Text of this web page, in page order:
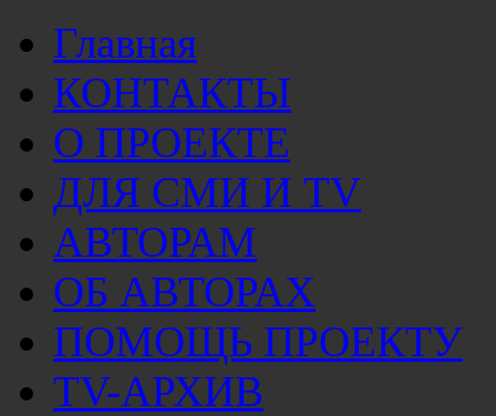
Главная
КОНТАКТЫ
О ПРОЕКТЕ
ДЛЯ СМИ И TV
АВТОРАМ
ОБ АВТОРАХ
ПОМОЩЬ ПРОЕКТУ
TV-АРХИВ